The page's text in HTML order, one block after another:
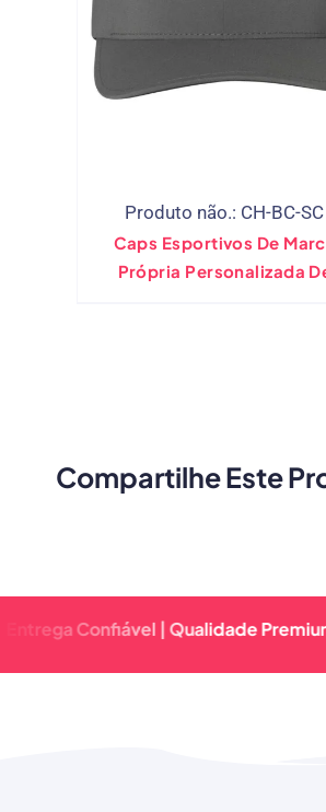
Produto não.: CH-BC-SC
Caps Esportivos De
Própria Personalizada
Compartilhe Este
| Qualidade Premium